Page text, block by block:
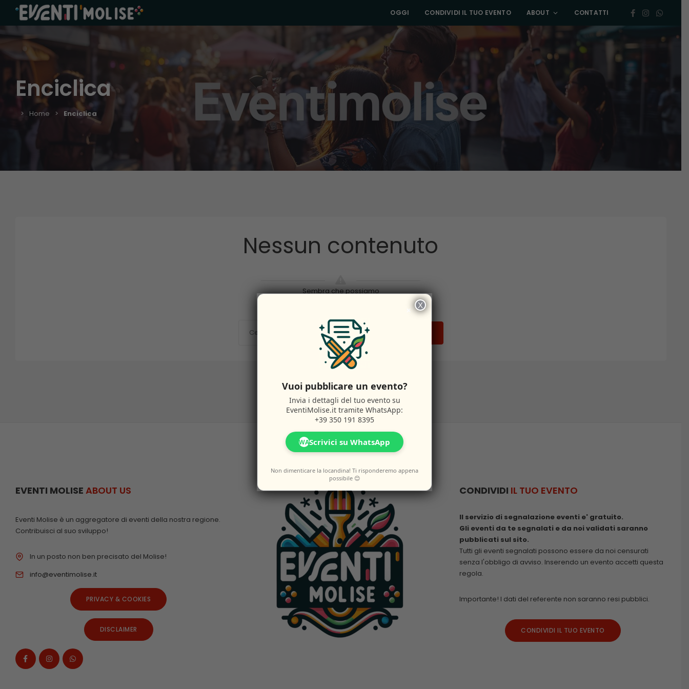
OGGI CONDIVIDI IL TUO EVENTO ABOUT CONTATTI
Enciclica
Home Enciclica
Nessun contenuto
Sembra che possiamo
EVENTI MOLISE ABOUT US
Eventi Molise è un aggregatore di eventi della nostra regione.
Contribuisci al suo sviluppo!
In un posto non ben precisato del Molise!
info@eventimolise.it
PRIVACY & COOKIES
DISCLAIMER
CONDIVIDI IL TUO EVENTO
Il servizio di segnalazione eventi e' gratuito.
Gli eventi da te segnalati e da noi validati saranno
pubblicati sul sito.
Tutti gli eventi segnalati possono essere da noi censurati
senza l'obbligo di avviso. Inserendo un evento accetti questa
regola.
Importante! I dati del referente non saranno resi pubblici.
CONDIVIDI IL TUO EVENTO
×
Vuoi pubblicare un evento?
Invia i dettagli del tuo evento su
EventiMolise.it tramite WhatsApp:
+39 350 191 8395
WAScrivici su WhatsApp
Non dimenticare la locandina! Ti risponderemo appena
possibile 😊
X